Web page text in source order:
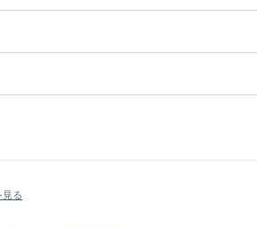
見る